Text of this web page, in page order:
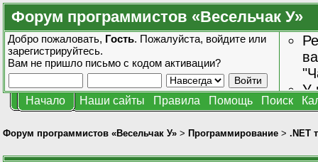
Форум программистов «Весельчак У»
Добро пожаловать, Гость. Пожалуйста, войдите или
зарегистрируйтесь.
Вам не пришло письмо с кодом активации?
У
Начало Наши сайты Правила Помощь Поиск
Форум программистов «Весельчак У» > Программирование > .NET